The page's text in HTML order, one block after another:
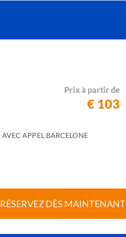
Prix à partir de
€ 103
AVEC APPEL BARCELONE
RÉSERVEZ DÈS MAINTENANT